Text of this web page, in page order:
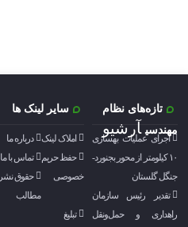
تازه‌های نظام
مهندسی آرشیو
اجرای عملیات بهسازی
۱۰ کیلومتر از محور بجنورد-
جنگل گلستان
تقدیر رئیس سازمان
راهداری و حمل‌ونقل
سایر لینک ها
املاک لینک
درباره ما
حفظ حریم
خصوصی
تماس با ما
حقوق نشر
مطالب
تبلیغ